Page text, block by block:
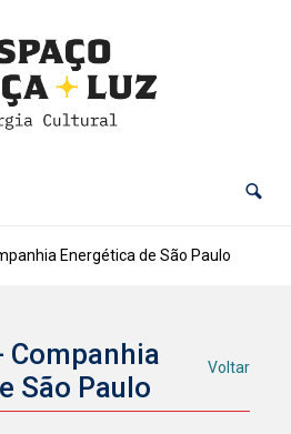
Energética de São Paulo
Companhia
São Paulo
Voltar